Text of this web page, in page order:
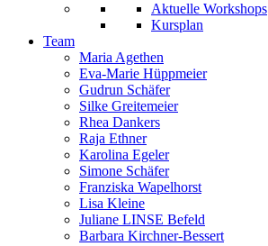
Aktuelle Workshops
Kursplan
Team
Maria Agethen
Eva-Marie Hüppmeier
Gudrun Schäfer
Silke Greitemeier
Rhea Dankers
Raja Ethner
Karolina Egeler
Simone Schäfer
Franziska Wapelhorst
Lisa Kleine
Juliane LINSE Befeld
Barbara Kirchner-Bessert